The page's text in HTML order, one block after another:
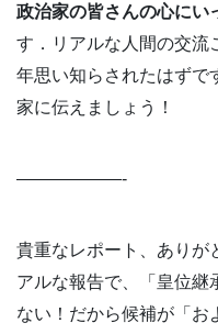
政治家の皆さんの心にい
す．リアルな人間の交流
年思い知らされたはずで
家に伝えましょう！
——————-
貴重なレポート、ありが
アルな報告で、「皇位継
ない！だから候補が「お